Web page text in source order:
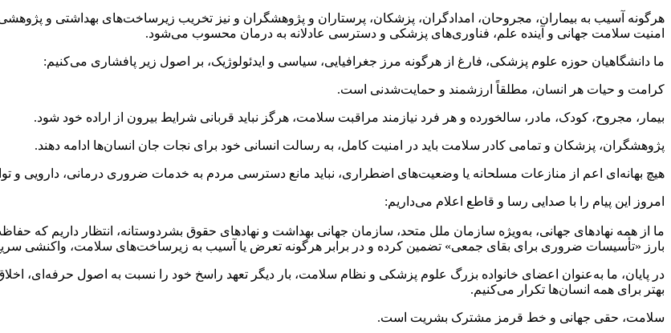
هرگونه آسیب به بیماران، مجروحان، امدادگران، پزشکان، پرستاران و پژوهشگران و نیز تخریب زیرساخت‌های بهداشتی و
امنیت سلامت جهانی و آینده علم، فناوری‌های پزشکی و دسترسی عادلانه به درمان محسوب می‌شود.
ما دانشگاهیان حوزه علوم پزشکی، فارغ از هرگونه مرز جغرافیایی، سیاسی و ایدئولوژیک، بر اصول زیر پافشاری می‌کنیم:
کرامت و حیات هر انسان، مطلقاً ارزشمند و حمایت‌شدنی است.
بیمار، مجروح، کودک، مادر، سالخورده و هر فرد نیازمند مراقبت سلامت، هرگز نباید قربانی شرایط بیرون از اراده خود شود.
پژوهشگران، پزشکان و تمامی کادر سلامت باید در امنیت کامل، به رسالت انسانی خود برای نجات جان انسان‌ها ادامه دهند.
هیچ بهانه‌ای اعم از منازعات مسلحانه یا وضعیت‌های اضطراری، نباید مانع دسترسی مردم به خدمات ضروری درمانی، دارویی و
امروز این پیام را با صدایی رسا و قاطع اعلام می‌داریم:
ما از همه نهادهای جهانی، به‌ویژه سازمان ملل متحد، سازمان جهانی بهداشت و نهادهای حقوق بشردوستانه، انتظار داریم که
بارز «تأسیسات ضروری برای بقای جمعی» تضمین کرده و در برابر هرگونه تعرض یا آسیب به زیرساخت‌های سلامت، واکنشی
در پایان، ما به‌عنوان اعضای خانواده بزرگ علوم پزشکی و نظام سلامت، بار دیگر تعهد راسخ خود را نسبت به اصول حرفه‌ای،
بهتر برای همه انسان‌ها تکرار می‌کنیم.
سلامت، حقی جهانی و خط قرمز مشترک بشریت است.